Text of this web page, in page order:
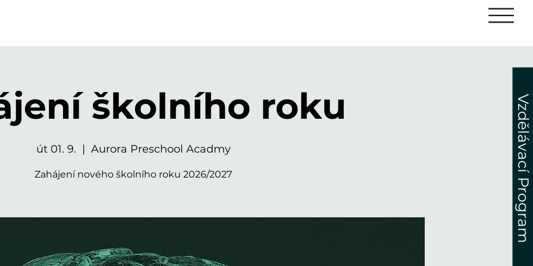
Vzdělávací Program
školního roku
út 01. 9.
  |
Aurora Preschool Acadmy
Zahájení nového školního roku 2026/2027